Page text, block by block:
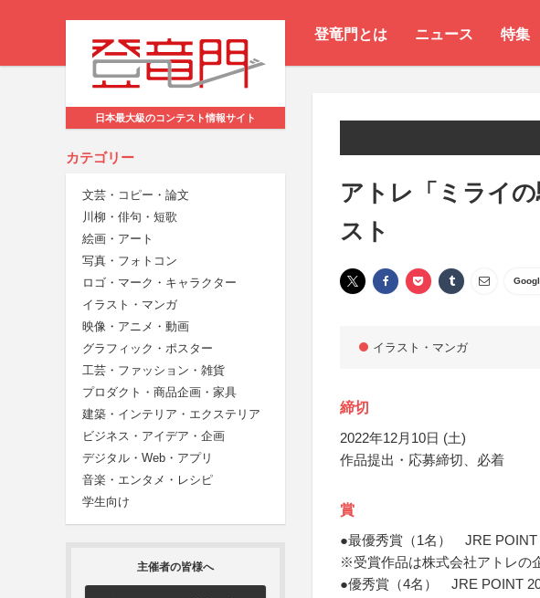
登竜門とは ニュース 特集
日本最大級のコンテスト情報サイト
カテゴリー
文芸・コピー・論文
川柳・俳句・短歌
絵画・アート
写真・フォトコン
ロゴ・マーク・キャラクター
イラスト・マンガ
映像・アニメ・動画
グラフィック・ポスター
工芸・ファッション・雑貨
プロダクト・商品企画・家具
建築・インテリア・エクステリア
ビジネス・アイデア・企画
デジタル・Web・アプリ
音楽・エンタメ・レシピ
学生向け
主催者の皆様へ
アトレ「ミライ
スト
イラスト・マンガ
締切
2022年12月10日 (土)
作品提出・応募締切、必着
賞
●最優秀賞（1名） JRE POINT
※受賞作品は株式会社アトレの
●優秀賞（4名） JRE POINT